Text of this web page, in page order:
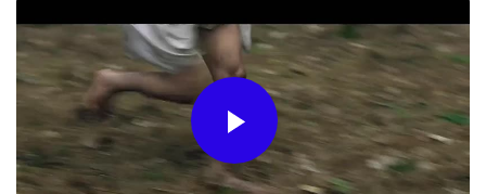
Play
Video